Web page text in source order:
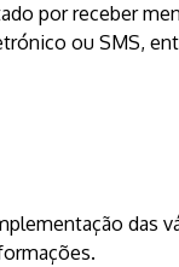
por receber
ou SMS,
das